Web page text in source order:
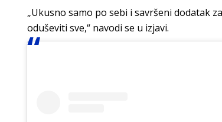
„Ukusno samo po sebi i savršeni dodatak
oduševiti sve,“ navodi se u izjavi.